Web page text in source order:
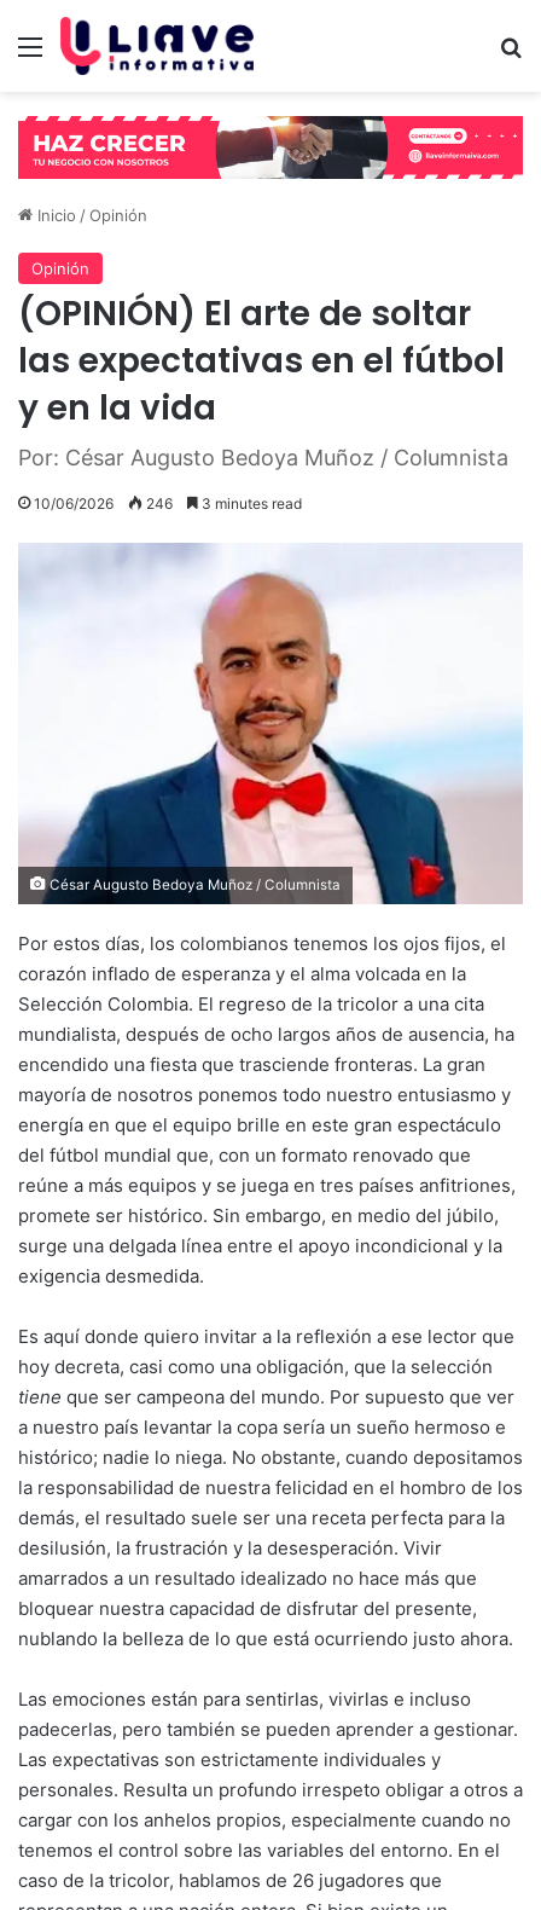
Menú
Inicio /Opinión
Opinión
(OPINIÓN) El arte de soltar
las expectativas en el fútbol
y en la vida
Por: César Augusto Bedoya Muñoz / Columnista
10/06/2026 246 3 minutes read
César Augusto Bedoya Muñoz / Columnista
Por estos días, los colombianos tenemos los ojos fijos, el
corazón inflado de esperanza y el alma volcada en la
Selección Colombia. El regreso de la tricolor a una cita
mundialista, después de ocho largos años de ausencia, ha
encendido una fiesta que trasciende fronteras. La gran
mayoría de nosotros ponemos todo nuestro entusiasmo y
energía en que el equipo brille en este gran espectáculo
del fútbol mundial que, con un formato renovado que
reúne a más equipos y se juega en tres países anfitriones,
promete ser histórico. Sin embargo, en medio del júbilo,
surge una delgada línea entre el apoyo incondicional y la
exigencia desmedida.
Es aquí donde quiero invitar a la reflexión a ese lector que
hoy decreta, casi como una obligación, que la selección
tiene que ser campeona del mundo. Por supuesto que ver
a nuestro país levantar la copa sería un sueño hermoso e
histórico; nadie lo niega. No obstante, cuando depositamos
la responsabilidad de nuestra felicidad en el hombro de los
demás, el resultado suele ser una receta perfecta para la
desilusión, la frustración y la desesperación. Vivir
amarrados a un resultado idealizado no hace más que
bloquear nuestra capacidad de disfrutar del presente,
nublando la belleza de lo que está ocurriendo justo ahora.
Las emociones están para sentirlas, vivirlas e incluso
padecerlas, pero también se pueden aprender a gestionar.
Las expectativas son estrictamente individuales y
personales. Resulta un profundo irrespeto obligar a otros a
cargar con los anhelos propios, especialmente cuando no
tenemos el control sobre las variables del entorno. En el
caso de la tricolor, hablamos de 26 jugadores que